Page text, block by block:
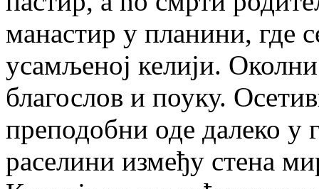
манастир у планини, где
усамљеној келији.
благослов и поуку.
преподобни оде далеко у
раселини између стена